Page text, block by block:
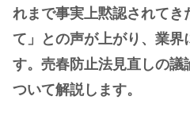
れまで事実上黙認されてき
て」との声が上がり、業界
す。売春防止法見直しの議
ついて解説します。